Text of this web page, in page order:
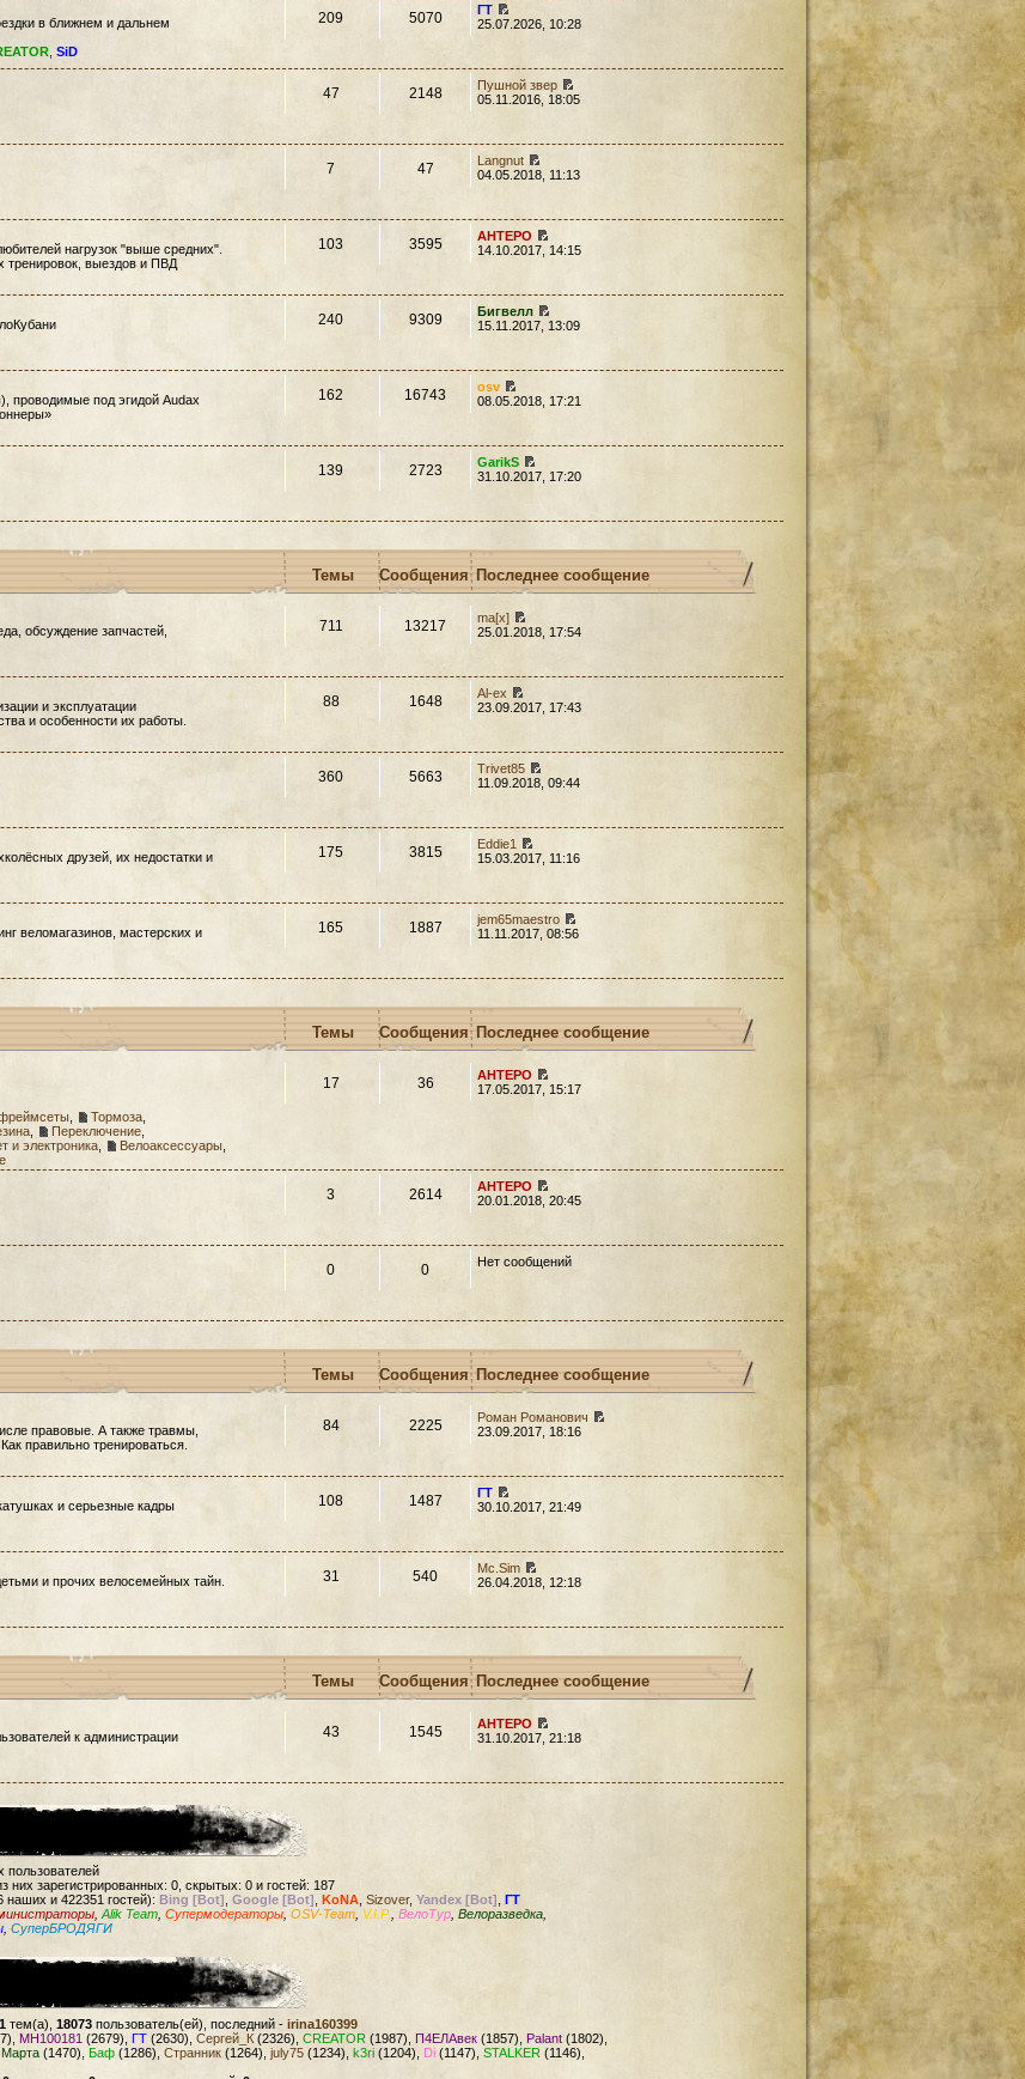
в ближнем и дальнем
SiD
209 5070
ГТ
25.07.2026, 10:28
47 2148
Пушной звер
05.11.2016, 18:05
7 47
Langnut
04.05.2018, 11:13
нагрузок "выше средних".
тренировок, выездов и ПВД
103 3595
AHTEPO
14.10.2017, 14:15
240 9309
Бигвелл
15.11.2017, 13:09
под эгидой Audax
162 16743
osv
08.05.2018, 17:21
139 2723
GarikS
31.10.2017, 17:20
Темы Сообщения Последнее сообщение
обсуждение запчастей,
711 13217
ma[x]
25.01.2018, 17:54
и эксплуатации
и особенности их работы.
88 1648
Al-ex
23.09.2017, 17:43
360 5663
Trivet85
11.09.2018, 09:44
друзей, их недостатки и
175 3815
Eddie1
15.03.2017, 11:16
веломагазинов, мастерских и
165 1887
jem65maestro
11.11.2017, 08:56
Темы Сообщения Последнее сообщение
Тормоза
Переключение
и электроника Велоаксессуары
17 36
AHTEPO
17.05.2017, 15:17
3 2614
AHTEPO
20.01.2018, 20:45
0 0 Нет сообщений
Темы Сообщения Последнее сообщение
правовые. А также травмы,
правильно тренироваться.
84 2225
Роман Романович
23.09.2017, 18:16
и серьезные кадры
108 1487
ГТ
30.10.2017, 21:49
и прочих велосемейных тайн. 31 540
Mc.Sim
26.04.2018, 12:18
Темы Сообщения Последнее сообщение
к администрации
43 1545
AHTEPO
31.10.2017, 21:18
пользователей
из них зарегистрированных: 0, скрытых: 0 и гостей: 187
и 422351 гостей): Bing [Bot] Google [Bot] KoNA Sizover, Yandex [Bot] ГТ
Alik Team Супермодераторы OSV-Team V.I.P. ВелоТур Велоразведка
СуперБРОДЯГИ
тем(а), 18073 пользователь(ей), последний - irina160399
MH100181 (2679), ГТ (2630), Сергей_К (2326), CREATOR (1987), П4ЕЛАвек (1857), Palant (1802),
Марта (1470), Баф (1286), Странник (1264), july75 (1234), k3ri (1204), Di (1147), STALKER (1146),